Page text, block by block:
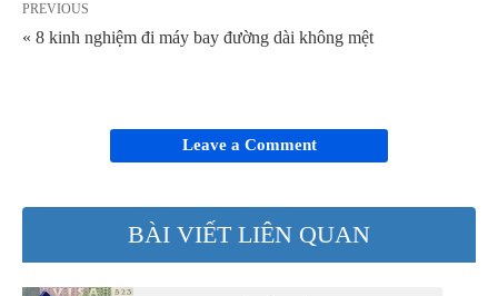
PREVIOUS
« 8 kinh nghiệm đi máy bay đường dài không mệt
Leave a Comment
BÀI VIẾT LIÊN QUAN